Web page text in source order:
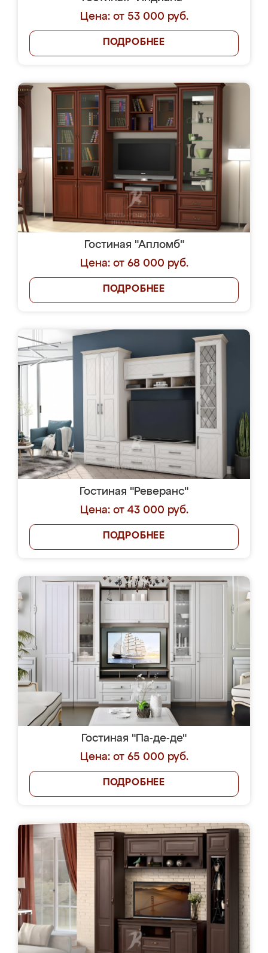
Цена: от 53 000 руб.
ПОДРОБНЕЕ
Гостиная "Апломб"
Цена: от 68 000 руб.
ПОДРОБНЕЕ
Гостиная "Реверанс"
Цена: от 43 000 руб.
ПОДРОБНЕЕ
Гостиная "Па-де-де"
Цена: от 65 000 руб.
ПОДРОБНЕЕ